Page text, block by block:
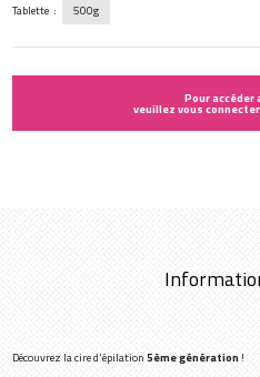
Tablette : 500g
Pour
veuillez vous
Découvrez la cire d'épilation5ème génération!